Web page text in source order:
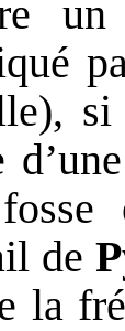
de
la